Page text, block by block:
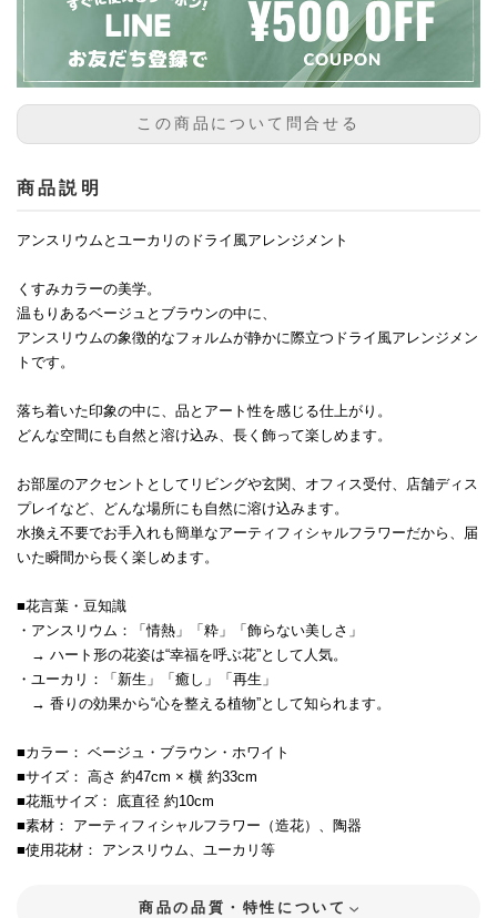
この商品について問合せる
商品説明
アンスリウムとユーカリのドライ風アレンジメント
くすみカラーの美学。
温もりあるベージュとブラウンの中に、
アンスリウムの象徴的なフォルムが静かに際立つドライ風アレンジメン
トです。
落ち着いた印象の中に、品とアート性を感じる仕上がり。
どんな空間にも自然と溶け込み、長く飾って楽しめます。
お部屋のアクセントとしてリビングや玄関、オフィス受付、店舗ディス
プレイなど、どんな場所にも自然に溶け込みます。
水換え不要でお手入れも簡単なアーティフィシャルフラワーだから、届
いた瞬間から長く楽しめます。
■花言葉・豆知識
・アンスリウム：「情熱」「粋」「飾らない美しさ」
→ ハート形の花姿は“幸福を呼ぶ花”として人気。
・ユーカリ：「新生」「癒し」「再生」
→ 香りの効果から“心を整える植物”として知られます。
■カラー： ベージュ・ブラウン・ホワイト
■サイズ： 高さ 約47cm × 横 約33cm
■花瓶サイズ： 底直径 約10cm
■素材： アーティフィシャルフラワー（造花）、陶器
■使用花材： アンスリウム、ユーカリ等
商品の品質・特性について